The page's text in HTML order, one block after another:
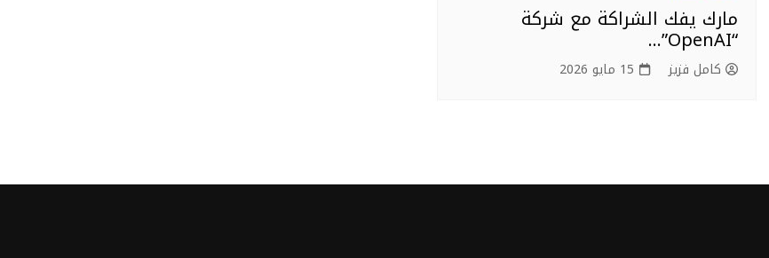
مارك يفك الشراكة مع شركة
“OpenAI”…
كامل فزيز 15 مايو 2026